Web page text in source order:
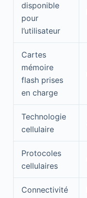
disponible
pour
l’utilisateur
Cartes
mémoire
flash prises
en charge
Technologie
cellulaire
Protocoles
cellulaires
Connectivité